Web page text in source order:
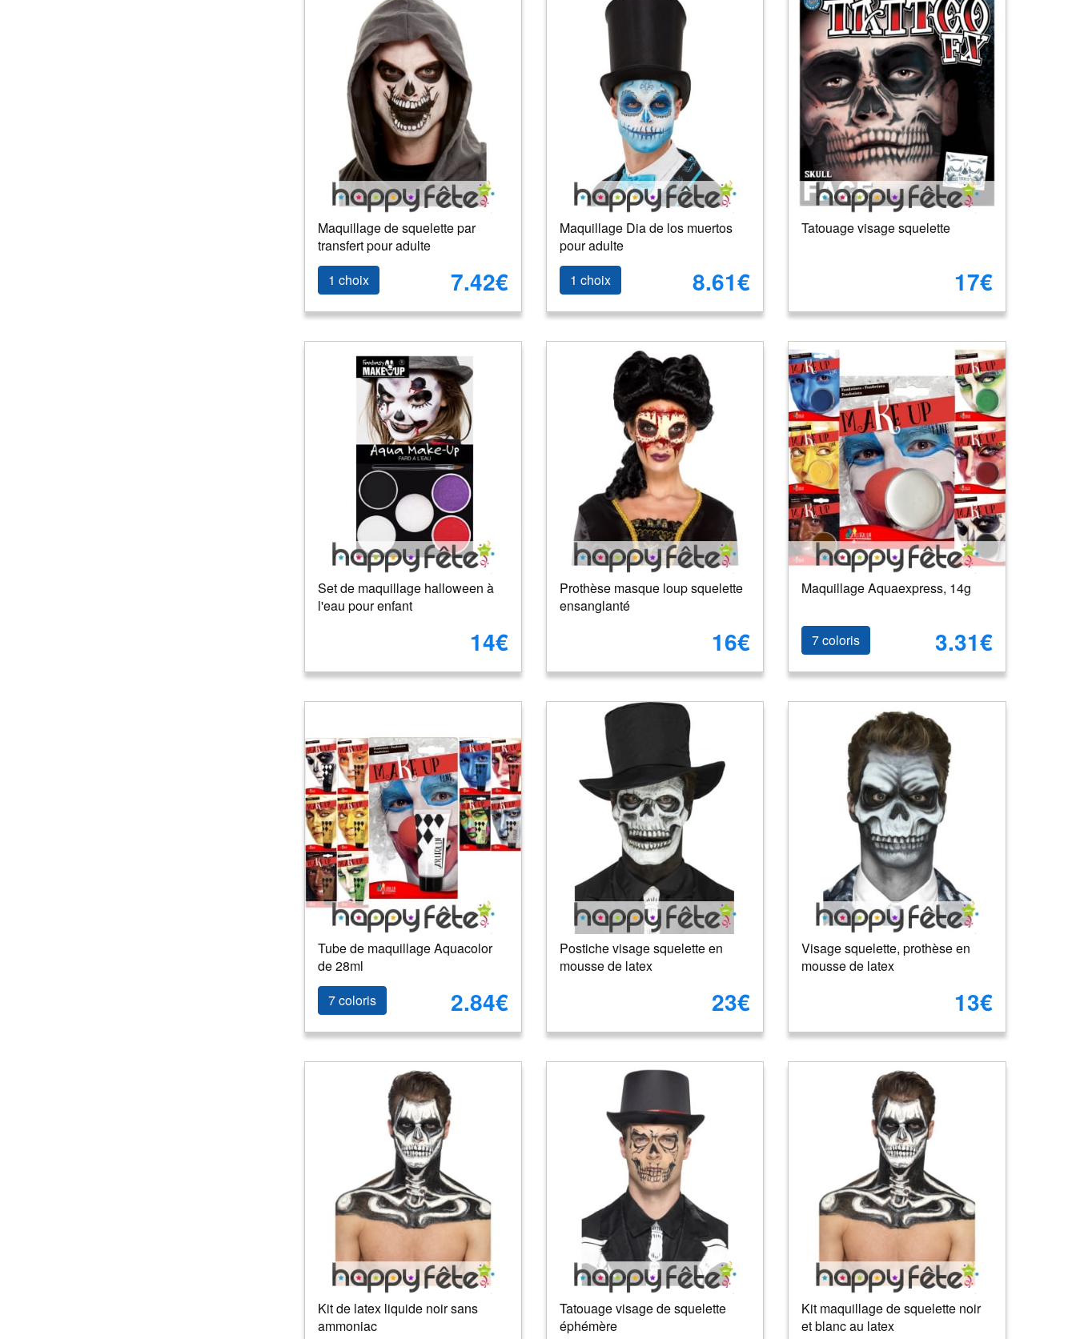
Maquillage de squelette par
transfert pour adulte
1 choix
7.42€
Maquillage Dia de los muertos
pour adulte
1 choix
8.61€
Tatouage visage squelette
17€
Set de maquillage halloween à
l'eau pour enfant
14€
Prothèse masque loup squelette
ensanglanté
16€
Maquillage Aquaexpress, 14g
7 coloris 3.31€
Tube de maquillage Aquacolor
de 28ml
7 coloris
2.84€
Postiche visage squelette en
mousse de latex
23€
Visage squelette, prothèse en
mousse de latex
13€
Kit de latex liquide noir sans
ammoniac
Tatouage visage de squelette
éphémère
Kit maquillage de squelette noir
et blanc au latex